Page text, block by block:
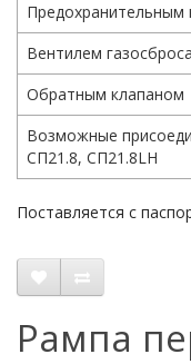
Предохранительным
Вентилем газосброса
Обратным клапаном
Возможные
СП21.8, СП21.8LH
Поставляется с
Рампа